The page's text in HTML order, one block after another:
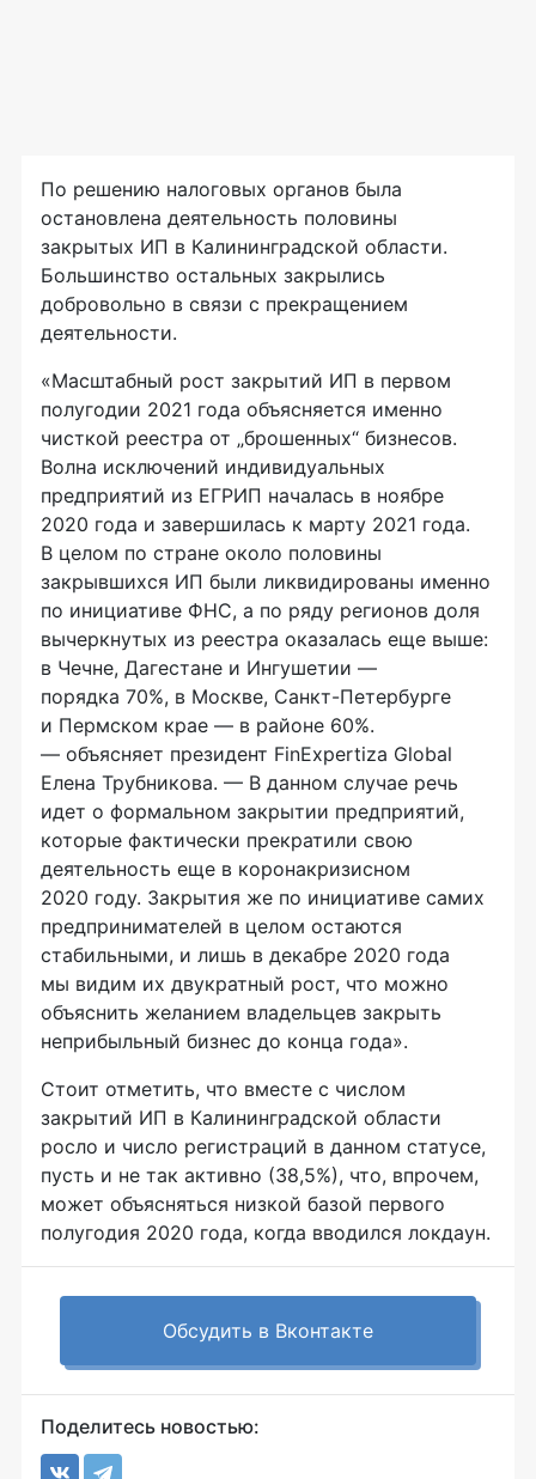
По решению налоговых органов была
остановлена деятельность половины
закрытых ИП в Калининградской области.
Большинство остальных закрылись
добровольно в связи с прекращением
деятельности.
«Масштабный рост закрытий ИП в первом
полугодии 2021 года объясняется именно
чисткой реестра от „брошенных“ бизнесов.
Волна исключений индивидуальных
предприятий из ЕГРИП началась в ноябре
2020 года и завершилась к марту 2021 года.
В целом по стране около половины
закрывшихся ИП были ликвидированы именно
по инициативе ФНС, а по ряду регионов доля
вычеркнутых из реестра оказалась еще выше:
в Чечне, Дагестане и Ингушетии —
порядка 70%, в Москве, Санкт-Петербурге
и Пермском крае — в районе 60%.
— объясняет президент FinExpertiza Global
Елена Трубникова. — В данном случае речь
идет о формальном закрытии предприятий,
которые фактически прекратили свою
деятельность еще в коронакризисном
2020 году. Закрытия же по инициативе самих
предпринимателей в целом остаются
стабильными, и лишь в декабре 2020 года
мы видим их двукратный рост, что можно
объяснить желанием владельцев закрыть
неприбыльный бизнес до конца года».
Стоит отметить, что вместе с числом
закрытий ИП в Калининградской области
росло и число регистраций в данном статусе,
пусть и не так активно (38,5%), что, впрочем,
может объясняться низкой базой первого
полугодия 2020 года, когда вводился локдаун.
Обсудить в Вконтакте
Поделитесь новостью: